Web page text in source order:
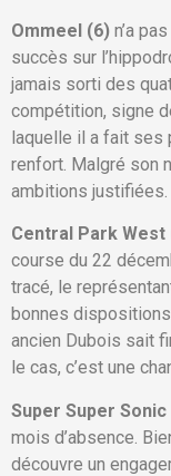
Ommeel (6) n’a
succès sur
jamais sorti des
compétition, signe
laquelle il a fait ses
renfort. Malgré son
ambitions justifiées.
Central Park West
course du 22
tracé, le
bonnes
ancien Dubois sait
le cas, c’est une
Super Super Sonic
mois d’absence.
découvre un